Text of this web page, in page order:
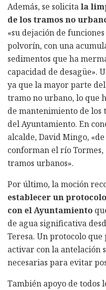
Además, se solicitala
de los tramos no
«su dejación de
polvorín, con una
sedimentos que ha
capacidad de desagüe».
ya que la mayor parte
tramo no urbano, lo que
de mantenimiento de
del Ayuntamiento. En
alcalde, David Mingo,
conforman el río
tramos urbanos».
Por último, la moción
establecer un
con el Ayuntamiento
de agua significativa
Teresa. Un protocolo
activar con la antelación
necesarias para evitar
También apoyo de todos